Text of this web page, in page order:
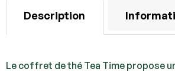
Description
Le coffret de thé Tea Time propose